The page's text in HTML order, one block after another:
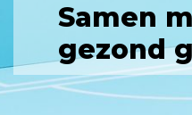
Samen
gezond